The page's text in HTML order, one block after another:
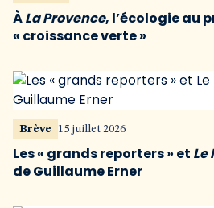
ÀLa Provence, l’écologie au
« croissance verte »
Brève 15 juillet 2026
Les « grands reporters » et Le
de Guillaume Erner